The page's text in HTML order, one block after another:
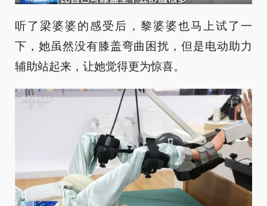
听了梁婆婆的感受后，黎婆婆也马上试了一
下，她虽然没有膝盖弯曲困扰，但是电动助力
辅助站起来，让她觉得更为惊喜。